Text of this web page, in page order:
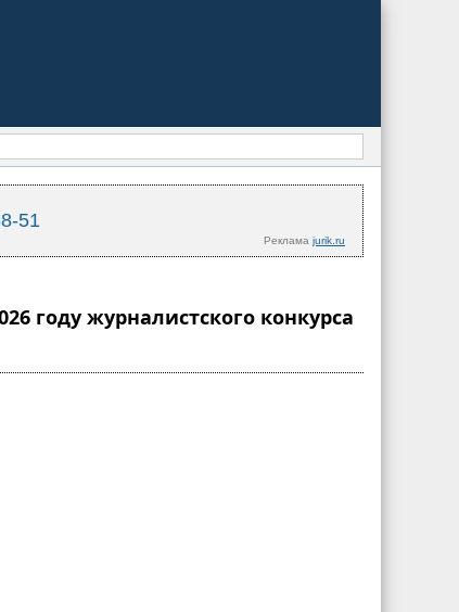
51
Реклама jurik.ru
году журналистского конкурса